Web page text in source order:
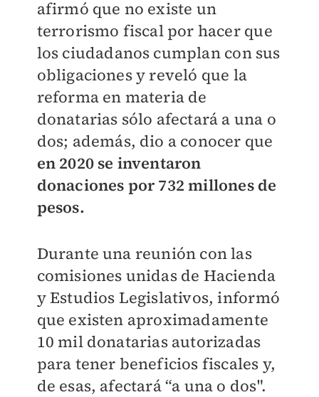
afirmó que no existe un
terrorismo fiscal por hacer que
los ciudadanos cumplan con sus
obligaciones y reveló que la
reforma en materia de
donatarias sólo afectará a una o
dos; además, dio a conocer que
en 2020 se inventaron
donaciones por 732 millones de
pesos.
Durante una reunión con las
comisiones unidas de Hacienda
y Estudios Legislativos, informó
que existen aproximadamente
10 mil donatarias autorizadas
para tener beneficios fiscales y,
de esas, afectará “a una o dos".